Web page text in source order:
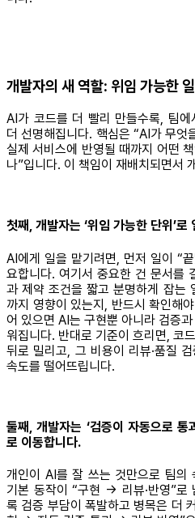
개발자의 새 역할: 위임 가능한
AI가 코드를 더 빨리 만들수록, 팀
더 선명해집니다. 핵심은 “AI가 무엇
실제 서비스에 반영될 때까지 어떤
나”입니다. 이 책임이 재배치되면서
첫째, 개발자는 ‘위임 가능한 단위’
AI에게 일을 맡기려면, 먼저 일이 “
요합니다. 여기서 중요한 건 문서를
과 제약 조건을 짧고 분명하게 잡는
까지 영향이 있는지, 반드시 확인해
어 있으면 AI는 구현뿐 아니라 검증
워집니다. 반대로 기준이 흐리면, 코
뒤로 밀리고, 그 비용이 리뷰·품질
속도를 떨어뜨립니다.
둘째, 개발자는 ‘검증이 자동으로 통
로 이동합니다.
개인이 AI를 잘 쓰는 것만으로 팀의
기본 동작이 “구현 → 리뷰·반영”로
록 검증 부담이 폭발하고 병목은 더